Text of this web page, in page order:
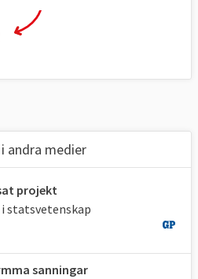
mandaten inom
(3)
9,7 % (2)
(1)
andra medier
projekt
statsvetenskap
sanningar